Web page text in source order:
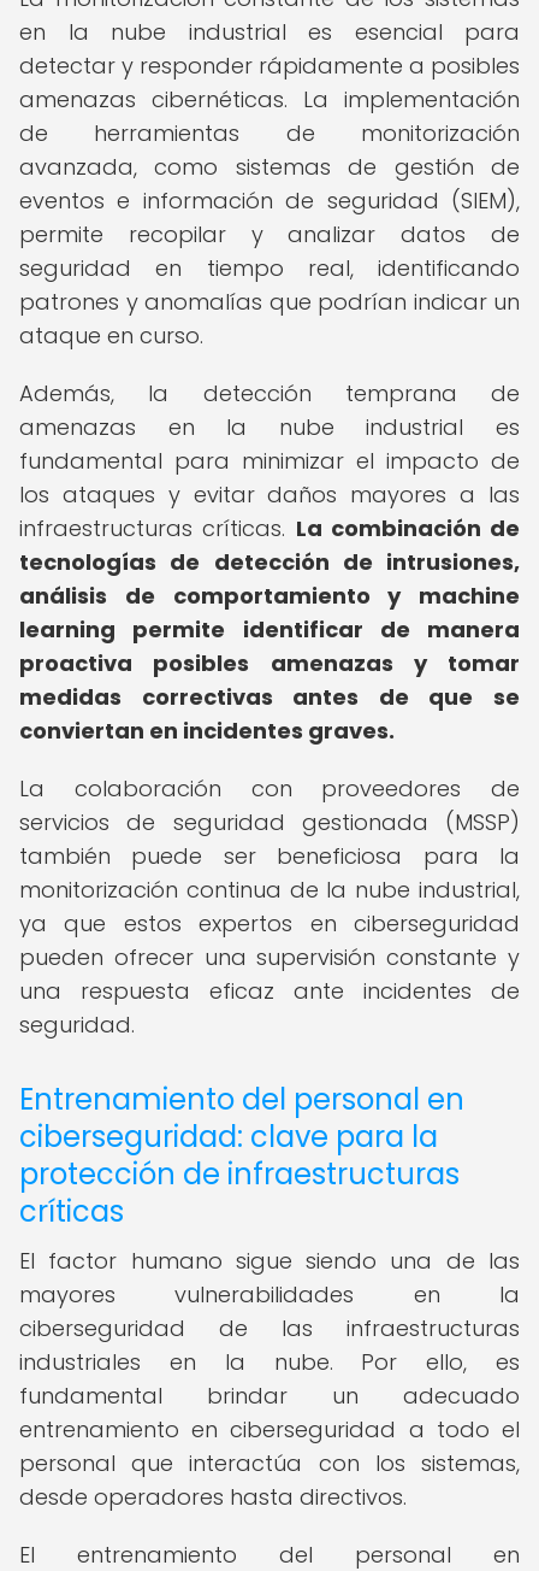
en la nube industrial es esencial para
detectar y responder rápidamente a posibles
amenazas cibernéticas. La implementación
de herramientas de monitorización
avanzada, como sistemas de gestión de
eventos e información de seguridad (SIEM),
permite recopilar y analizar datos de
seguridad en tiempo real, identificando
patrones y anomalías que podrían indicar un
ataque en curso.
Además, la detección temprana de
amenazas en la nube industrial es
fundamental para minimizar el impacto de
los ataques y evitar daños mayores a las
infraestructuras críticas. La combinación de
tecnologías de detección de intrusiones,
análisis de comportamiento y machine
learning permite identificar de manera
proactiva posibles amenazas y tomar
medidas correctivas antes de que se
conviertan en incidentes graves.
La colaboración con proveedores de
servicios de seguridad gestionada (MSSP)
también puede ser beneficiosa para la
monitorización continua de la nube industrial,
ya que estos expertos en ciberseguridad
pueden ofrecer una supervisión constante y
una respuesta eficaz ante incidentes de
seguridad.
Entrenamiento del personal en
ciberseguridad: clave para la
protección de infraestructuras
críticas
El factor humano sigue siendo una de las
mayores vulnerabilidades en la
ciberseguridad de las infraestructuras
industriales en la nube. Por ello, es
fundamental brindar un adecuado
entrenamiento en ciberseguridad a todo el
personal que interactúa con los sistemas,
desde operadores hasta directivos.
El entrenamiento del personal en